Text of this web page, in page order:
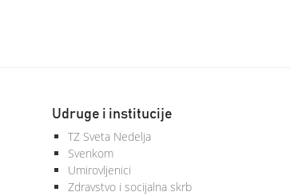
Udruge i institucije
TZ Sveta Nedelja
Svenkom
Umirovljenici
Zdravstvo i socijalna skrb